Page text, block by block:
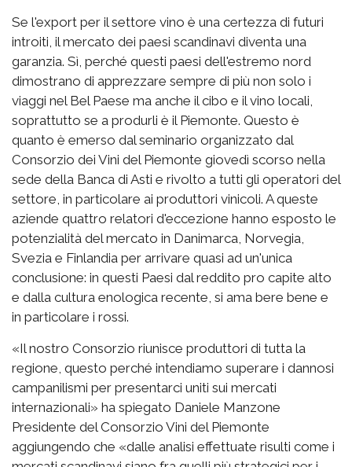
Se l'export per il settore vino è una certezza di futuri
introiti, il mercato dei paesi scandinavi diventa una
garanzia. Sì, perché questi paesi dell'estremo nord
dimostrano di apprezzare sempre di più non solo i
viaggi nel Bel Paese ma anche il cibo e il vino locali,
soprattutto se a produrli è il Piemonte. Questo è
quanto è emerso dal seminario organizzato dal
Consorzio dei Vini del Piemonte giovedì scorso nella
sede della Banca di Asti e rivolto a tutti gli operatori del
settore, in particolare ai produttori vinicoli. A queste
aziende quattro relatori d'eccezione hanno esposto le
potenzialità del mercato in Danimarca, Norvegia,
Svezia e Finlandia per arrivare quasi ad un'unica
conclusione: in questi Paesi dal reddito pro capite alto
e dalla cultura enologica recente, si ama bere bene e
in particolare i rossi.
«Il nostro Consorzio riunisce produttori di tutta la
regione, questo perché intendiamo superare i dannosi
campanilismi per presentarci uniti sui mercati
internazionali» ha spiegato Daniele Manzone
Presidente del Consorzio Vini del Piemonte
aggiungendo che «dalle analisi effettuate risulti come i